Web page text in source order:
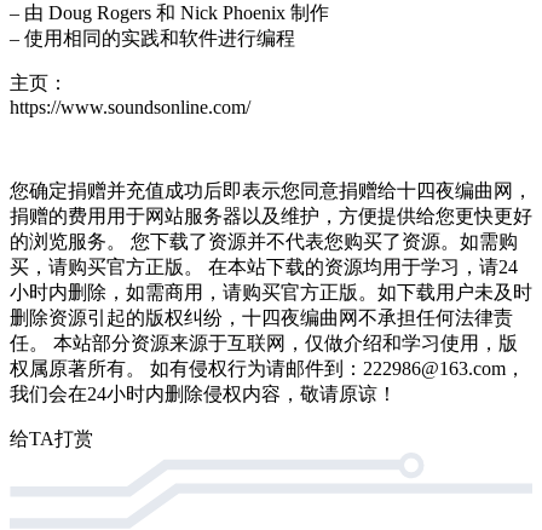
– 由 Doug Rogers 和 Nick Phoenix 制作
– 使用相同的实践和软件进行编程
主页：
https://www.soundsonline.com/
您确定捐赠并充值成功后即表示您同意捐赠给十四夜编曲网，
捐赠的费用用于网站服务器以及维护，方便提供给您更快更好
的浏览服务。 您下载了资源并不代表您购买了资源。如需购
买，请购买官方正版。 在本站下载的资源均用于学习，请24
小时内删除，如需商用，请购买官方正版。如下载用户未及时
删除资源引起的版权纠纷，十四夜编曲网不承担任何法律责
任。 本站部分资源来源于互联网，仅做介绍和学习使用，版
权属原著所有。 如有侵权行为请邮件到：222986@163.com，
我们会在24小时内删除侵权内容，敬请原谅！
给TA打赏